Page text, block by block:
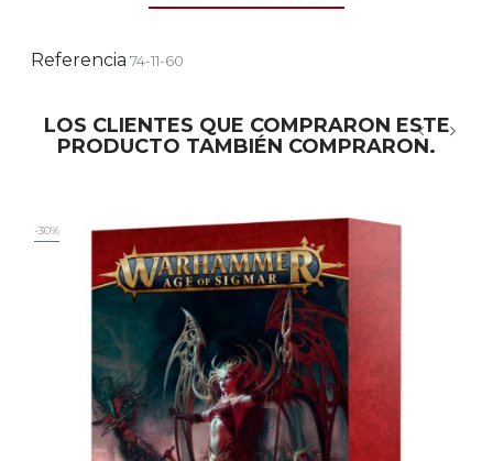
Referencia 74-11-60
LOS CLIENTES QUE COMPRARON ESTE
PRODUCTO TAMBIÉN COMPRARON.
-30%